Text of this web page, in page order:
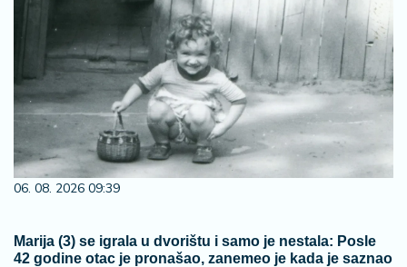
06. 08. 2026 09:39
Marija (3) se igrala u dvorištu i samo je nestala: Posle
42 godine otac je pronašao, zanemeo je kada je saznao